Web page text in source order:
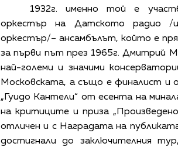
1932г. именно той е
оркестър на Датското радио /
оркестър/– ансамбълът, който е
за първи път през 1965г. Дмитрий
най-големи и значими
Московската, а също е финалист и
„Гуидо Кантели“ от есента на
на критиците и приза
отличен и с Наградата на
достигнали до заключителния